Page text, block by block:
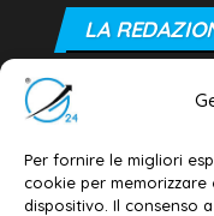
Per fornire le migliori
cookie per
dispositivo. Il consenso
LA
Editore e direttore
Dott. Daniele G.
Email:
Contatti –